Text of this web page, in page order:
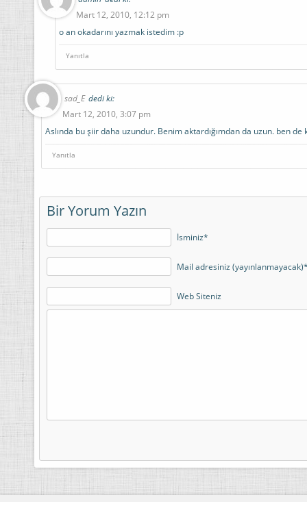
Mart 12, 2010, 12:12 pm
o an okadarını yazmak istedim :p
Yanıtla
sad_E dedi ki:
Mart 12, 2010, 3:07 pm
Aslında bu şiir daha uzundur. Benim aktardığımdan da uzun. ben de
Yanıtla
Bir Yorum Yazın
İsminiz*
Mail adresiniz
Web Siteniz